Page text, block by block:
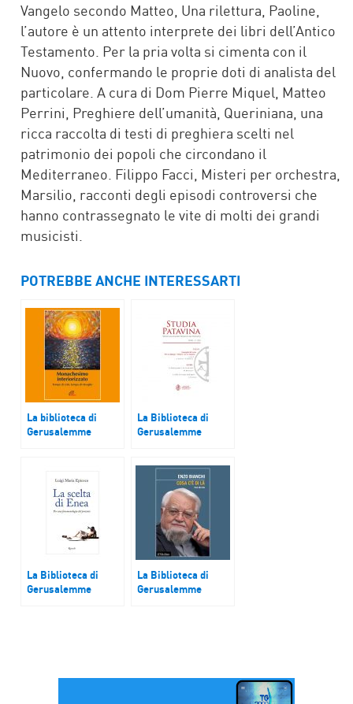
Vangelo secondo Matteo, Una rilettura, Paoline,
l’autore è un attento interprete dei libri dell’Antico
Testamento. Per la pria volta si cimenta con il
Nuovo, confermando le proprie doti di analista del
particolare. A cura di Dom Pierre Miquel, Matteo
Perrini, Preghiere dell’umanità, Queriniana, una
ricca raccolta di testi di preghiera scelti nel
patrimonio dei popoli che circondano il
Mediterraneo. Filippo Facci, Misteri per orchestra,
Marsilio, racconti degli episodi controversi che
hanno contrassegnato le vite di molti dei grandi
musicisti.
POTREBBE ANCHE INTERESSARTI
La biblioteca di
Gerusalemme
tempo di risveglio”
di Antonella Lumini
La Biblioteca di
Gerusalemme
sacro, per un
dialogo “artistico”
tra le religioni”
La Biblioteca di
Gerusalemme
La Biblioteca di
Gerusalemme